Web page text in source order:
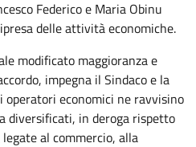
Federico e Maria Obinu
delle attività economiche.
modificato maggioranza e
impegna il Sindaco e la
operatori economici ne ravvisino
diversificati, in deroga rispetto
al commercio, alla